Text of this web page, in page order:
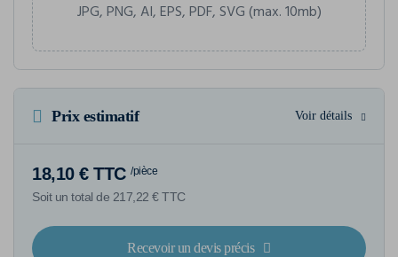
JPG, PNG, AI, EPS, PDF, SVG (max. 10mb)
Prix estimatif Voir détails
18,10 € TTC /pièce
Soit un total de 217,22 € TTC
Recevoir un devis précis